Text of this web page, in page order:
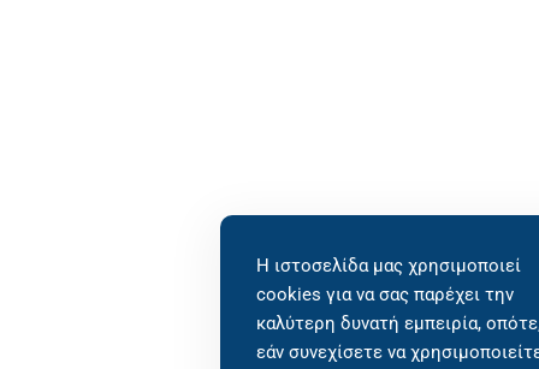
Η ιστοσελίδα μας χρησιμοποιεί
cookies για να σας παρέχει την
καλύτερη δυνατή εμπειρία,
εάν συνεχίσετε να